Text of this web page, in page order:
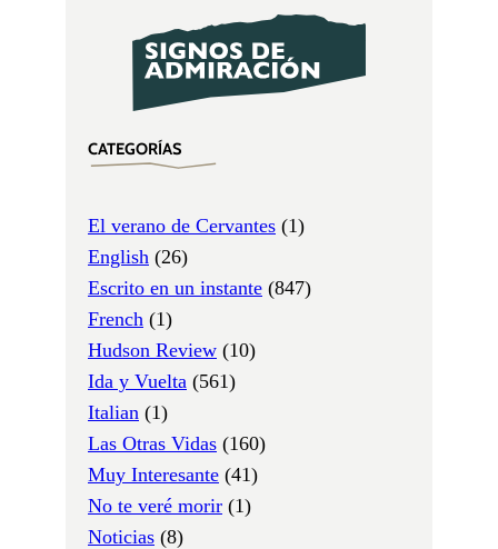
CATEGORÍAS
El verano de Cervantes (1)
English (26)
Escrito en un instante (847)
French (1)
Hudson Review (10)
Ida y Vuelta (561)
Italian (1)
Las Otras Vidas (160)
Muy Interesante (41)
No te veré morir (1)
Noticias (8)